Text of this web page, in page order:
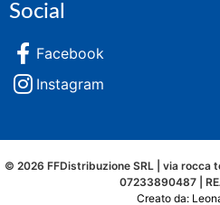
Social
Facebook
Instagram
© 2026 FFDistribuzione SRL | via rocca
07233890487 |
Creato da: